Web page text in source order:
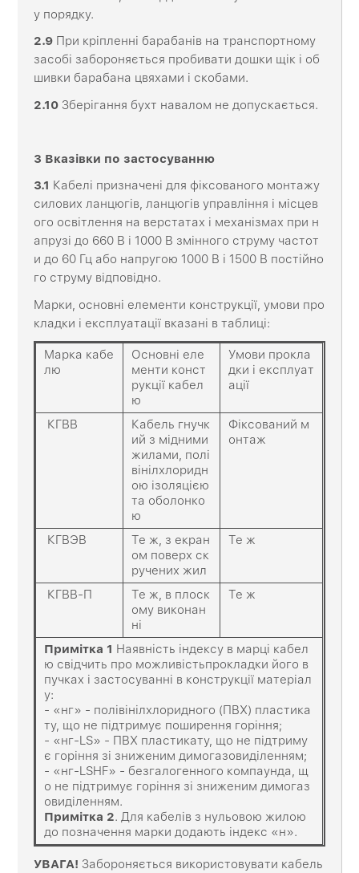
у порядку.
2.9 При кріпленні барабанів на транспортному
засобі забороняється пробивати дошки щік і об
шивки барабана цвяхами і скобами.
2.10 Зберігання бухт навалом не допускається.
3 Вказівки по застосуванню
3.1 Кабелі призначені для фіксованого монтажу
силових ланцюгів, ланцюгів управління і місцев
ого освітлення на верстатах і механізмах при н
апрузі до 660 В і 1000 В змінного струму частот
и до 60 Гц або напругою 1000 В і 1500 В постійно
го струму відповідно.
Марки, основні елементи конструкції, умови про
кладки і експлуатації вказані в таблиці:
Марка кабе
лю
Основні еле
менти конст
рукції кабел
ю
Умови прокла
дки і експлуат
ації
КГВВ
Кабель гнучк
ий з мідними
жилами, полі
вінілхлоридн
ою ізоляцією
та оболонко
ю
Фіксований м
онтаж
КГВЭВ
Те ж, з екран
ом поверх ск
ручених жил
Те ж
КГВВ-П
Те ж, в плоск
ому виконан
ні
Те ж
Примітка 1 Наявність індексу в марці кабел
ю свідчить про можливістьпрокладки його в
пучках і застосуванні в конструкції матеріал
у:
- «нг» - полівінілхлоридного (ПВХ) пластика
ту, що не підтримує поширення горіння;
- «нг-LS» - ПВХ пластикату, що не підтриму
є горіння зі зниженим димогазовиділенням;
- «нг-LSHF» - безгалогенного компаунда, щ
о не підтримує горіння зі зниженим димогаз
овиділенням.
Примітка 2. Для кабелів з нульовою жилою
до позначення марки додають індекс «н».
УВАГА! Забороняється використовувати кабель